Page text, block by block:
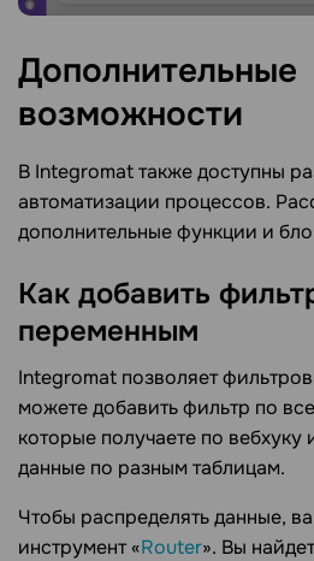
Дополнительные
возможности
В Integromat также доступны
автоматизации процессов.
дополнительные функции и
Как добавить
переменным
Integromat позволяет
можете добавить фильтр по
которые получаете по вебхуку
данные по разным таблицам.
Чтобы распределять данные,
инструмент «Router». Вы